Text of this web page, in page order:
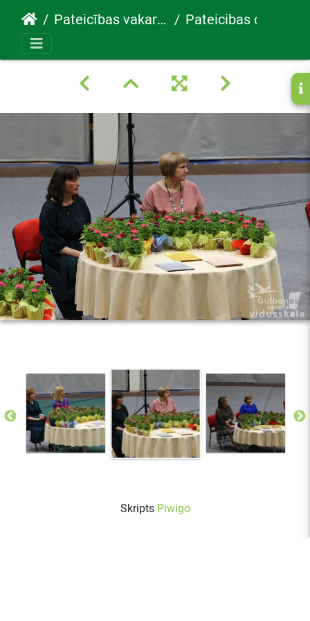
Pateicības vakars 30.05.2022 Pateicibas diena5
Skripts Piwigo